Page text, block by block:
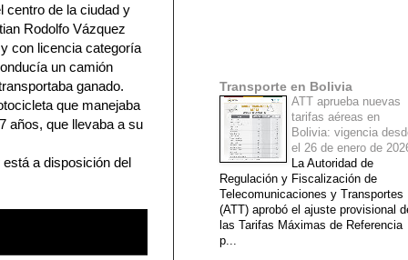
centro de la ciudad y
Rodolfo Vázquez
con licencia categoría
un camión
ganado.
que manejaba
años, que llevaba a su
a disposición del
Transporte en Bolivia
ATT aprueba nuevas
tarifas aéreas en
Bolivia: vigencia
el 26 de enero de
La Autoridad de
Regulación y Fiscalización de
Telecomunicaciones y Transportes
(ATT) aprobó el ajuste provisional
las Tarifas Máximas de Referencia
p...